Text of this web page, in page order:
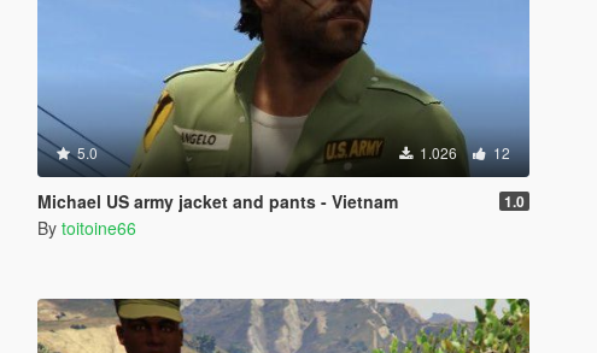
5.0 1.026 12
Michael US army jacket and pants - Vietnam 1.0
By toitoine66